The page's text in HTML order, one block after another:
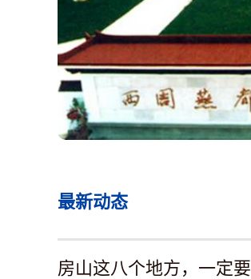
最新动态
房山这八个地方，一定